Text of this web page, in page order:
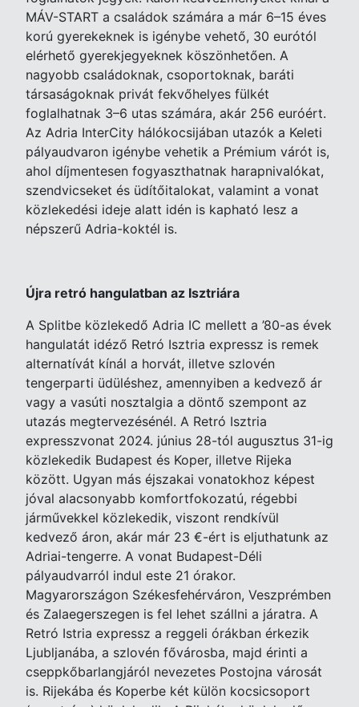
MÁV-START a családok számára a már 6–15 éves
korú gyerekeknek is igénybe vehető, 30 eurótól
elérhető gyerekjegyeknek köszönhetően. A
nagyobb családoknak, csoportoknak, baráti
társaságoknak privát fekvőhelyes fülkét
foglalhatnak 3–6 utas számára, akár 256 euróért.
Az Adria InterCity hálókocsijában utazók a Keleti
pályaudvaron igénybe vehetik a Prémium várót is,
ahol díjmentesen fogyaszthatnak harapnivalókat,
szendvicseket és üdítőitalokat, valamint a vonat
közlekedési ideje alatt idén is kapható lesz a
népszerű Adria-koktél is.
Újra retró hangulatban az Isztriára
A Splitbe közlekedő Adria IC mellett a ’80-as évek
hangulatát idéző Retró Isztria expressz is remek
alternatívát kínál a horvát, illetve szlovén
tengerparti üdüléshez, amennyiben a kedvező ár
vagy a vasúti nosztalgia a döntő szempont az
utazás megtervezésénél. A Retró Isztria
expresszvonat 2024. június 28-tól augusztus 31-ig
közlekedik Budapest és Koper, illetve Rijeka
között. Ugyan más éjszakai vonatokhoz képest
jóval alacsonyabb komfortfokozatú, régebbi
járművekkel közlekedik, viszont rendkívül
kedvező áron, akár már 23 €-ért is eljuthatunk az
Adriai-tengerre. A vonat Budapest-Déli
pályaudvarról indul este 21 órakor.
Magyarországon Székesfehérváron, Veszprémben
és Zalaegerszegen is fel lehet szállni a járatra. A
Retró Istria expressz a reggeli órákban érkezik
Ljubljanába, a szlovén fővárosba, majd érinti a
cseppkőbarlangjáról nevezetes Postojna városát
is. Rijekába és Koperbe két külön kocsicsoport